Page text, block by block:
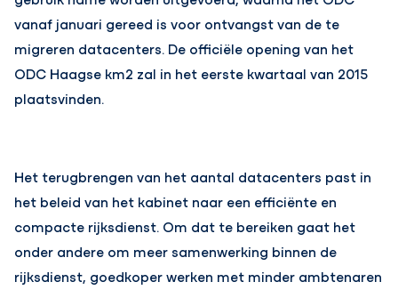
vanaf januari gereed is voor ontvangst van de te
migreren datacenters. De officiële opening van het
ODC Haagse km2 zal in het eerste kwartaal van 2015
plaatsvinden.
Het terugbrengen van het aantal datacenters past in
het beleid van het kabinet naar een efficiënte en
compacte rijksdienst. Om dat te bereiken gaat het
onder andere om meer samenwerking binnen de
rijksdienst, goedkoper werken met minder ambtenaren